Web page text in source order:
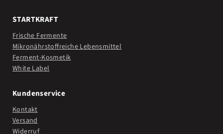
STARTKRAFT
Frische Fermente
Mikronährstoffreiche Lebensmittel
Ferment-Kosmetik
White Label
Kundenservice
Kontakt
Versand
Widerruf